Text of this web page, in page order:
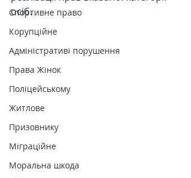
Спортивне право
Корупційне
Адміністративі порушення
Права Жінок
Поліцейському
Житлове
Призовнику
Міграційне
Моральна шкода
осіб.